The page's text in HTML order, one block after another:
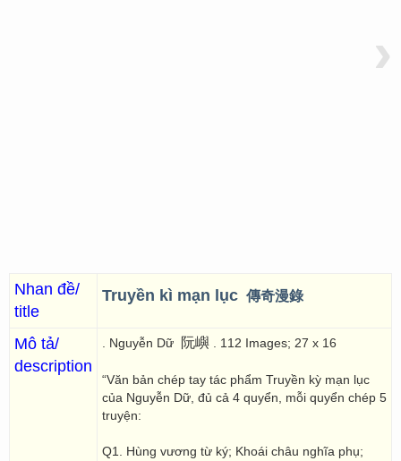
›
Nhan đề/
title
Truyền kì mạn lục 傳奇漫錄
Mô tả/
description
. Nguyễn Dữ 阮嶼 . 112 Images; 27 x 16
“Văn bản chép tay tác phẩm Truyền kỳ mạn lục
của Nguyễn Dữ, đủ cả 4 quyển, mỗi quyển chép 5
truyện:
Q1. Hùng vương từ ký; Khoái châu nghĩa phụ;